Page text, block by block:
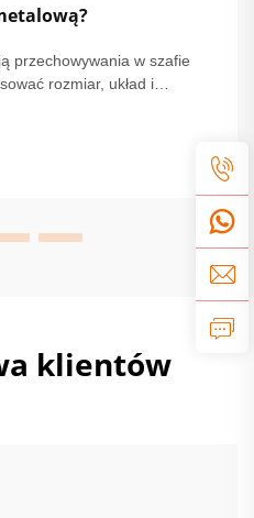
przechowywania w szafie
rozmiar, układ i
personalizacji i
swoje idealne rozwiązanie już
klientów